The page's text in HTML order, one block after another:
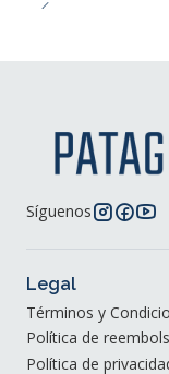
Síguenos
Legal
Términos y
Política de
Política de